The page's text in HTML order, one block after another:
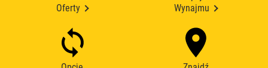
Oferty
Wynajmu